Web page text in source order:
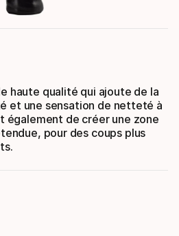
haute qualité qui ajoute de la
et une sensation de netteté à
également de créer une zone
pour des coups plus